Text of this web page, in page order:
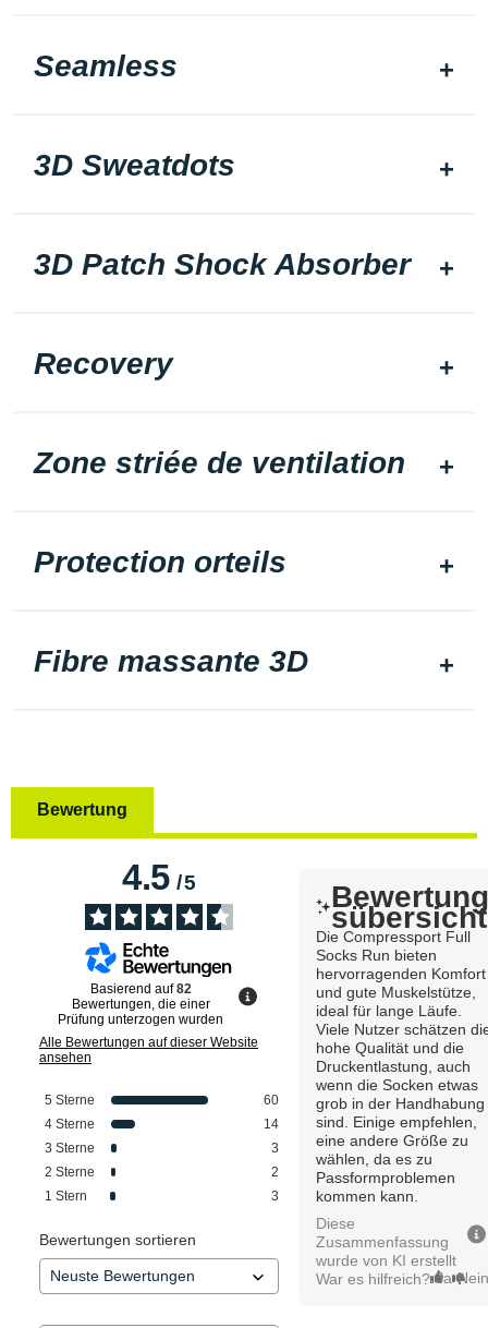
Seamless
3D Sweatdots
3D Patch Shock Absorber
Recovery
Zone striée de ventilation
Protection orteils
Fibre massante 3D
Bewertung
4.5/5
Basierend auf82
Bewertungen, die einer
Prüfung unterzogen wurden
Alle Bewertungen auf dieser Website
ansehen
5 Sterne
60
4 Sterne
14
3 Sterne
3
2 Sterne
2
1 Stern 3
Bewertungen sortieren
sübersicht
Die Compressport Full
Socks Run bieten
hervorragenden Komfort
und gute Muskelstütze,
ideal für lange Läufe.
Viele Nutzer schätzen
hohe Qualität und die
Druckentlastung, auch
wenn die Socken etwas
grob in der Handhabung
sind. Einige empfehlen,
eine andere Größe zu
wählen, da es zu
Passformproblemen
kommen kann.
Diese
Zusammenfassung
wurde von KI erstellt
War es hilfreich? Ja